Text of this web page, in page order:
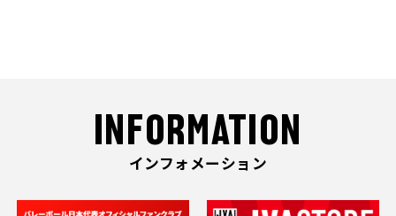
INFORMATION
インフォメーション